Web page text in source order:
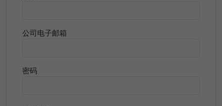
公司电子邮箱
密码